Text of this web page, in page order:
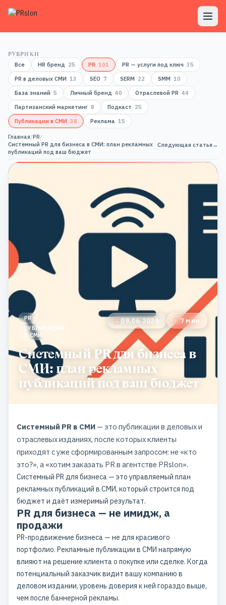
РУБРИКИ
Все
HR бренд 25 PR 101 PR — услуги под ключ 35
PR в деловых СМИ 13 SEO 7 SERM 22 SMM 10
База знаний 5 Личный бренд 40 Отраслевой PR 44
Партизанский маркетинг 8 Подкаст 25
Публикации в СМИ 38 Реклама 15
Главная/PR/
Системный PR для бизнеса в СМИ: план рекламных
публикаций под ваш бюджет
Следующая статья→
PR
ПУБЛИКАЦИИ
В СМИ
09.06.2026 7 мин
Системный PR для бизнеса в
СМИ: план рекламных
публикаций под ваш бюджет
Системный PR в СМИ — это публикации в деловых и
отраслевых изданиях, после которых клиенты
приходят с уже сформированным запросом: не «кто
это?», а «хотим заказать PR в агентстве PRslon».
Системный PR для бизнеса — это управляемый план
рекламных публикаций в СМИ, который строится под
бюджет и даёт измеримый результат.
PR для бизнеса — не имидж, а
продажи
PR-продвижение бизнеса — не для красивого
портфолио. Рекламные публикации в СМИ напрямую
влияют на решение клиента о покупке или сделке. Когда
потенциальный заказчик видит вашу компанию в
деловом издании, уровень доверия к ней гораздо выше,
чем после баннерной рекламы.